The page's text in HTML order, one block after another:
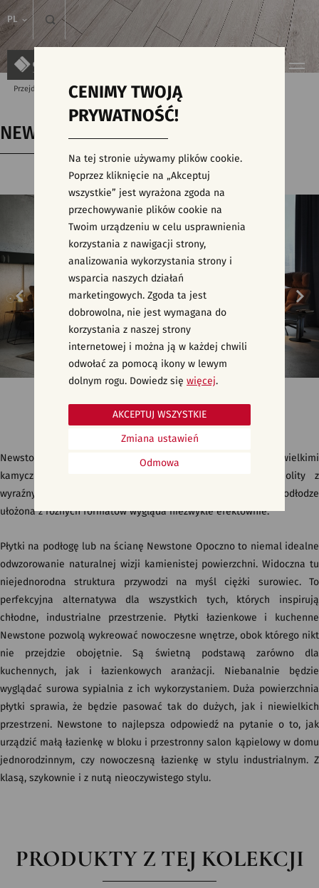
PL
Przejdź do strony głównej Kolekcje NEWSTONE
NEWSTONE
Szare płytki gresowe imitujące beton, kamień - NEWSTONE
Newstone to kamień o wyraźnym, mocnym rysunku z niewielkimi
kamyczkami wtopionymi w jego strukturę. Jest niejednolity z
wyraźnymi kontrastami. Powierzchnia płytki na ścianie lub podłodze
ułożona z różnych formatów wygląda niezwykle efektownie.
Płytki na podłogę lub na ścianę Newstone Opoczno to niemal idealne
odwzorowanie naturalnej wizji kamienistej powierzchni. Widoczna tu
niejednorodna struktura przywodzi na myśl ciężki surowiec. To
perfekcyjna alternatywa dla wszystkich tych, których inspirują
chłodne, industrialne przestrzenie. Płytki łazienkowe i kuchenne
Newstone pozwolą wykreować nowoczesne wnętrze, obok którego nikt
nie przejdzie obojętnie. Są świetną podstawą zarówno dla
kuchennych, jak i łazienkowych aranżacji. Niebanalnie będzie
wyglądać surowa sypialnia z ich wykorzystaniem. Duża powierzchnia
płytki sprawia, że będzie pasować tak do dużych, jak i niewielkich
przestrzeni. Newstone to najlepsza odpowiedź na pytanie o to, jak
urządzić małą łazienkę w bloku i przestronny salon kąpielowy w domu
jednorodzinnym, czy nowoczesną łazienkę w stylu industrialnym. Z
klasą, szykownie i z nutą nieoczywistego stylu.
PRODUKTY Z TEJ KOLEKCJI
CENIMY TWOJĄ
PRYWATNOŚĆ!
Na tej stronie używamy plików cookie.
Poprzez kliknięcie na „Akceptuj
wszystkie” jest wyrażona zgoda na
przechowywanie plików cookie na
Twoim urządzeniu w celu usprawnienia
korzystania z nawigacji strony,
analizowania wykorzystania strony i
wsparcia naszych działań
marketingowych. Zgoda ta jest
dobrowolna, nie jest wymagana do
korzystania z naszej strony
internetowej i można ją w każdej chwili
odwołać za pomocą ikony w lewym
dolnym rogu. Dowiedz się więcej.
Odmowa
Zmiana ustawień
AKCEPTUJ WSZYSTKIE